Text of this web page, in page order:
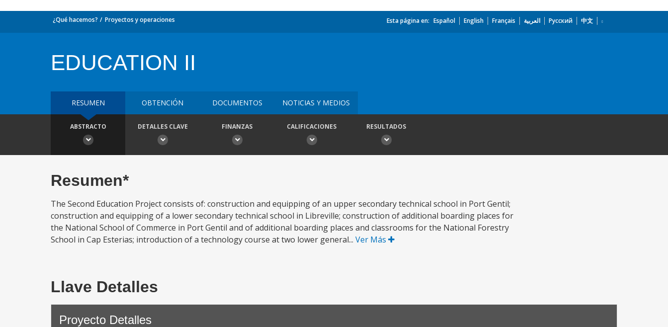
¿Qué hacemos? Proyectos y operaciones Esta página en: Español English Français العربية Русский 中文
EDUCATION II
RESUMEN OBTENCIÓN DOCUMENTOS NOTICIAS Y MEDIOS
ABSTRACTO DETALLES CLAVE FINANZAS CALIFICACIONES RESULTADOS
Resumen*
The Second Education Project consists of: construction and equipping of an upper secondary technical school in Port Gentil;
construction and equipping of a lower secondary technical school in Libreville; construction of additional boarding places for
the National School of Commerce in Port Gentil and of additional boarding places and classrooms for the National Forestry
School in Cap Esterias; introduction of a technology course at two lower general... Ver Más
Llave Detalles
Proyecto Detalles